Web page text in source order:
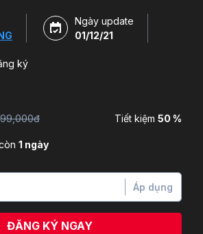
Ngày update
01/12/21
ký
Tiết kiệm 50 %
1 ngày
Áp dụng
ĐĂNG KÝ NGAY